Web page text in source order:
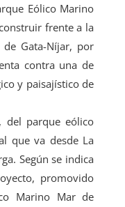
Eólico Marino
frente a la
Gata-Níjar, por
contra una de
y paisajístico de
del parque eólico
que va desde La
Según se indica
promovido
Marino Mar de